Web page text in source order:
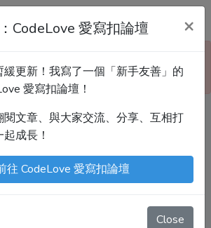
討論區
「CodeLove 愛寫扣論壇」！
工程師寫筆記、網誌的平台。歡迎
錄、寫作，方便日後搜尋！
Enoxs
chenjenping
CodeLove 愛寫扣論壇 ×
更新！我寫了一個「新手友善」的
愛寫扣論壇！
文章、與大家交流、分享、互相打
成長！
往 CodeLove 愛寫扣論壇
Close